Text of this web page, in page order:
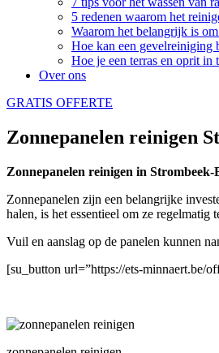
5 redenen waarom het
Waarom het belangrijk is
Hoe kan een gevelreiniging
Hoe je een terras en oprit in
Over ons
GRATIS OFFERTE
Zonnepanelen reinigen
Zonnepanelen reinigen in
Zonnepanelen zijn een belangrijke
halen, is het essentieel om ze regelmatig
Vuil en aanslag op de panelen kunnen
[su_button url=”https://ets-minnaert.be/